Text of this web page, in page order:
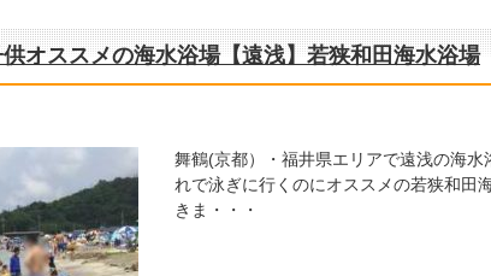
オススメの海水浴場【遠浅】若狭和田海水浴場
舞鶴(京都）・福井県エリアで遠浅の海水
れで泳ぎに行くのにオススメの若狭和田
きま・・・